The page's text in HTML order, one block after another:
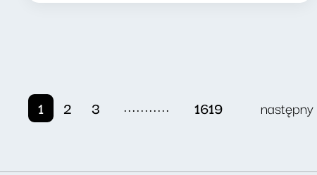
1 2 3 ........... 1619 następny